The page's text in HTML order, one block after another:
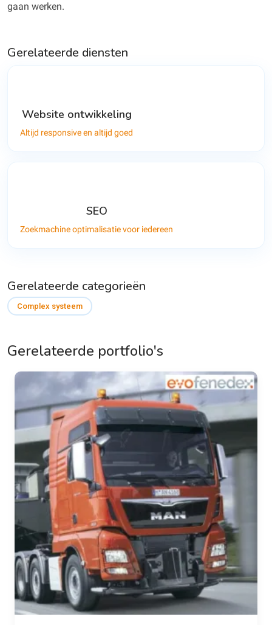
gaan werken.
Gerelateerde diensten
Website ontwikkeling
Altijd responsive en altijd goed
SEO
Zoekmachine optimalisatie voor iedereen
Gerelateerde categorieën
Complex systeem
Gerelateerde portfolio's